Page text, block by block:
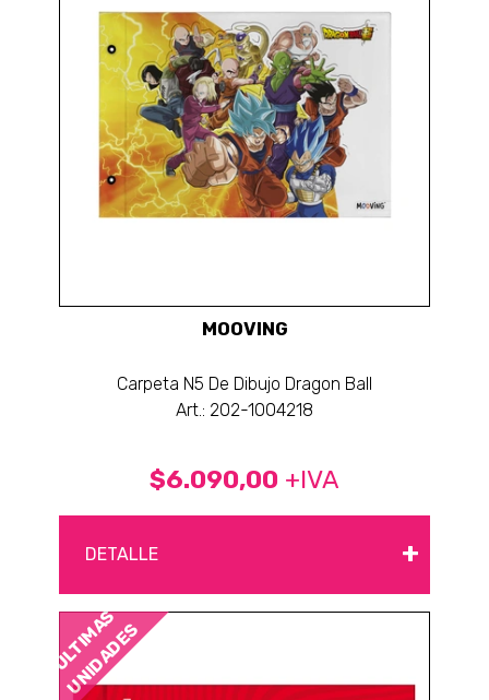
MOOVING
Carpeta N5 De Dibujo Dragon Ball
Art.: 202-1004218
$6.090,00 +IVA
DETALLE +
ÚLTIMAS
UNIDADES